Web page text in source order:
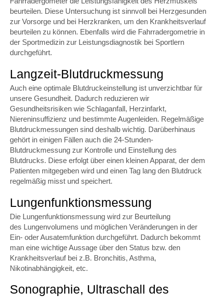
beurteilen. Diese Untersuchung ist sinnvoll bei Herzgesunden
zur Vorsorge und bei Herzkranken, um den Krankheitsverlauf
beurteilen zu können. Ebenfalls wird die Fahrradergometrie in
der Sportmedizin zur Leistungsdiagnostik bei Sportlern
durchgeführt.
Langzeit-Blutdruckmessung
Auch eine optimale Blutdruckeinstellung ist unverzichtbar für
unsere Gesundheit. Dadurch reduzieren wir
Gesundheitsrisiken wie Schlaganfall, Herzinfarkt,
Niereninsuffizienz und bestimmte Augenleiden. Regelmäßige
Blutdruckmessungen sind deshalb wichtig. Darüberhinaus
gehört in einigen Fällen auch die 24-Stunden-
Blutdruckmessung zur Kontrolle und Einstellung des
Blutdrucks. Diese erfolgt über einen kleinen Apparat, der dem
Patienten mitgegeben wird und einen Tag lang den Blutdruck
regelmäßig misst und speichert.
Lungenfunktionsmessung
Die Lungenfunktionsmessung wird zur Beurteilung
des Lungenvolumens und möglichen Veränderungen in der
Ein- oder Ausatemfunktion durchgeführt. Dadurch bekommt
man eine wichtige Aussage über den Status bzw. den
Krankheitsverlauf bei z.B. Bronchitis, Asthma,
Nikotinabhängigkeit, etc.
Sonographie, Ultraschall des